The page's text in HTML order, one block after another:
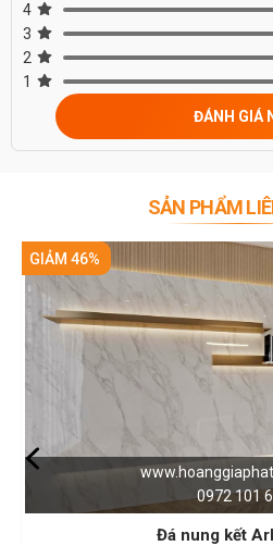
4
3
2
1
ĐÁNH GIÁ
SẢN PHẨM
www.hoanggiaphatstone.com
0972 101 656
Đá nung kết Arbescato